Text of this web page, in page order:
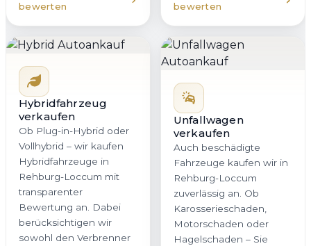
bewerten
bewerten
Hybridfahrzeug
verkaufen
Ob Plug-in-Hybrid oder
Vollhybrid – wir kaufen
Hybridfahrzeuge in
Rehburg-Loccum mit
transparenter
Bewertung an. Dabei
berücksichtigen wir
sowohl den Verbrenner
Unfallwagen
verkaufen
Auch beschädigte
Fahrzeuge kaufen wir in
Rehburg-Loccum
zuverlässig an. Ob
Karosserieschaden,
Motorschaden oder
Hagelschaden – Sie